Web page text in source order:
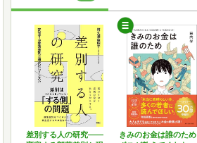
差別する人の研究――
きみのお金は誰のた